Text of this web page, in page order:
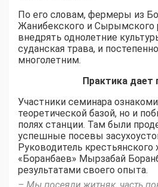
По его словам, фермеры из
Жанибекского и Сырымского
внедрять однолетние
суданская трава, и
многолетним.
Практика дает
Участники семинара
теоретической базой, но и
полях станции. Там были
успешные посевы
Руководитель крестьянского
«Боранбаев» Мырзабай
результатами своего опыта.